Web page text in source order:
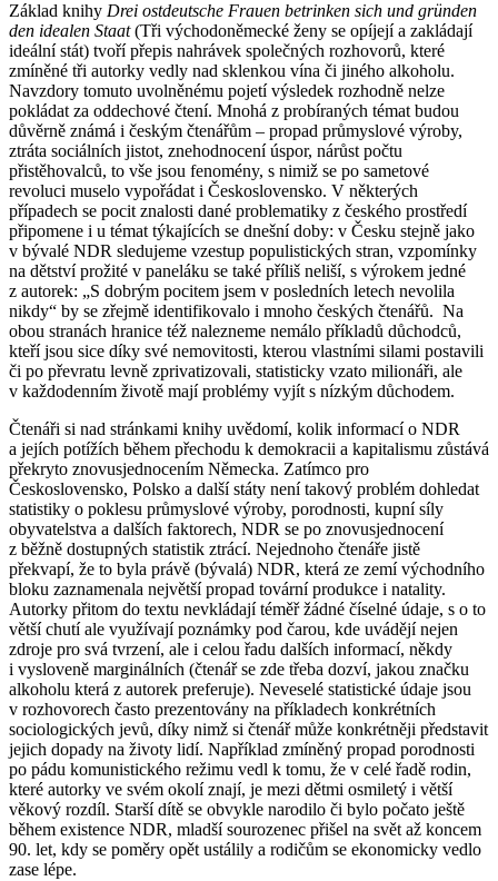
Základ knihy Drei ostdeutsche Frauen betrinken sich und gründen
den idealen Staat(Tři východoněmecké ženy se opíjejí a zakládají
ideální stát) tvoří přepis nahrávek společných rozhovorů, které
zmíněné tři autorky vedly nad sklenkou vína či jiného alkoholu.
Navzdory tomuto uvolněnému pojetí výsledek rozhodně nelze
pokládat za oddechové čtení. Mnohá z probíraných témat budou
důvěrně známá i českým čtenářům – propad průmyslové výroby,
ztráta sociálních jistot, znehodnocení úspor, nárůst počtu
přistěhovalců, to vše jsou fenomény, s nimiž se po sametové
revoluci muselo vypořádat i Československo. V některých
případech se pocit znalosti dané problematiky z českého prostředí
připomene i u témat týkajících se dnešní doby: v Česku stejně jako
v bývalé NDR sledujeme vzestup populistických stran, vzpomínky
na dětství prožité v paneláku se také příliš neliší, s výrokem jedné
z autorek: „S dobrým pocitem jsem v posledních letech nevolila
nikdy“ by se zřejmě identifikovalo i mnoho českých čtenářů. Na
obou stranách hranice též nalezneme nemálo příkladů důchodců,
kteří jsou sice díky své nemovitosti, kterou vlastními silami postavili
či po převratu levně zprivatizovali, statisticky vzato milionáři, ale
v každodenním životě mají problémy vyjít s nízkým důchodem.
Čtenáři si nad stránkami knihy uvědomí, kolik informací o NDR
a jejích potížích během přechodu k demokracii a kapitalismu zůstává
překryto znovusjednocením Německa. Zatímco pro
Československo, Polsko a další státy není takový problém dohledat
statistiky o poklesu průmyslové výroby, porodnosti, kupní síly
obyvatelstva a dalších faktorech, NDR se po znovusjednocení
z běžně dostupných statistik ztrácí. Nejednoho čtenáře jistě
překvapí, že to byla právě (bývalá) NDR, která ze zemí východního
bloku zaznamenala největší propad tovární produkce i natality.
Autorky přitom do textu nevkládají téměř žádné číselné údaje, s o to
větší chutí ale využívají poznámky pod čarou, kde uvádějí nejen
zdroje pro svá tvrzení, ale i celou řadu dalších informací, někdy
i vysloveně marginálních (čtenář se zde třeba dozví, jakou značku
alkoholu která z autorek preferuje). Neveselé statistické údaje jsou
v rozhovorech často prezentovány na příkladech konkrétních
sociologických jevů, díky nimž si čtenář může konkrétněji představit
jejich dopady na životy lidí. Například zmíněný propad porodnosti
po pádu komunistického režimu vedl k tomu, že v celé řadě rodin,
které autorky ve svém okolí znají, je mezi dětmi osmiletý i větší
věkový rozdíl. Starší dítě se obvykle narodilo či bylo počato ještě
během existence NDR, mladší sourozenec přišel na svět až koncem
90. let, kdy se poměry opět ustálily a rodičům se ekonomicky vedlo
zase lépe.